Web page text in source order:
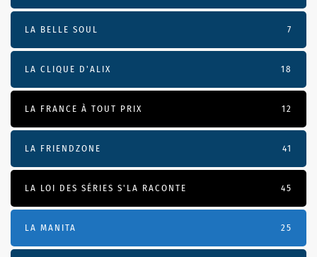
LA BELLE SOUL 7
LA CLIQUE D'ALIX 18
LA FRANCE À TOUT PRIX 12
LA FRIENDZONE 41
LA LOI DES SÉRIES S'LA RACONTE 45
LA MANITA 25